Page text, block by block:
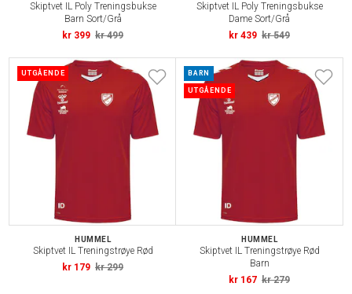
Skiptvet IL Poly Treningsbukse
Barn Sort/Grå
kr 399 kr 499
Skiptvet IL Poly Treningsbukse
Dame Sort/Grå
kr 439 kr 549
UTGÅENDE
HUMMEL
Skiptvet IL Treningstrøye Rød
kr 179 kr 299
BARN
UTGÅENDE
HUMMEL
Skiptvet IL Treningstrøye Rød
Barn
kr 167 kr 279